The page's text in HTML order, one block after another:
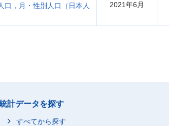
，月・性別人口（日本人
2021年6月
計データを探す
すべてから探す